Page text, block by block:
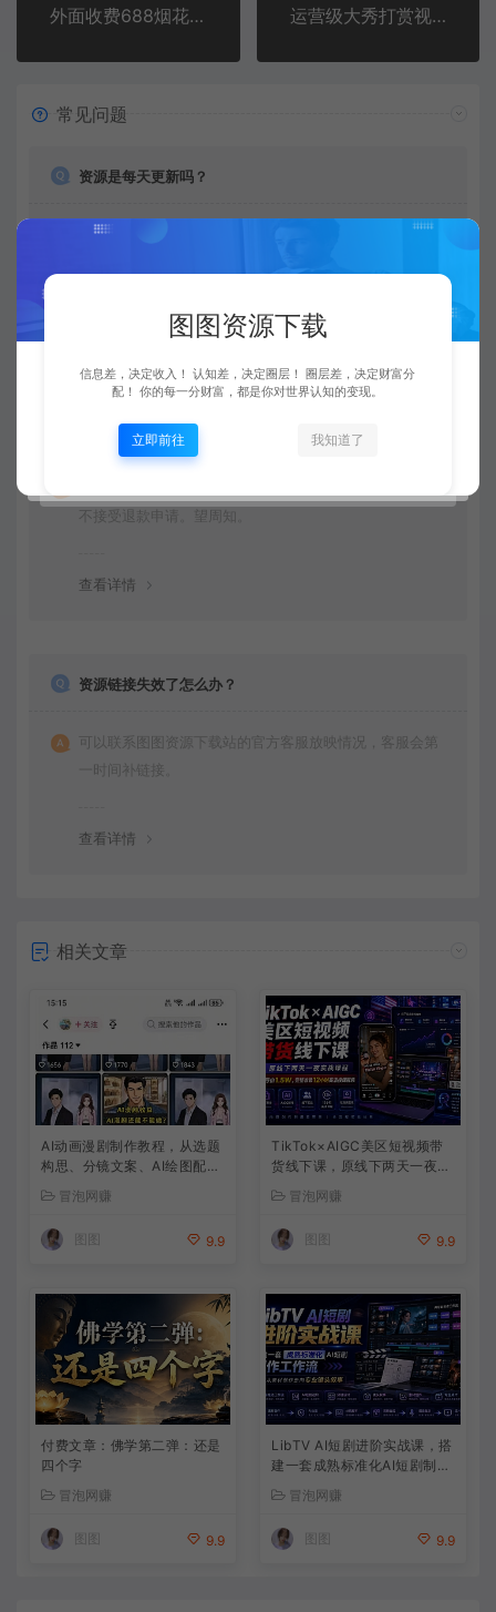
外面收费688烟花智能直播助手 直播带货必备爆单工具【永久脚本+详细教程】 运营级大秀打赏视频直播，实现真正的躺着赚钱（视频教程+源码）
常见问题
资源是每天更新吗？
是的，图图资源下载站坚持每天更新市面上最新的课程、
购买后可以退款吗？
不接受退款申请。望周知。
查看详情
资源链接失效了怎么办？
可以联系图图资源下载站的官方客服放映情况，客服会第
一时间补链接。
查看详情
相关文章
AI动画漫剧制作教程，从选题
构思、分镜文案、AI绘图配音
到剪映成片的完整创作流
冒泡网赚
9.9
TikTok×AIGC美区短视频带
货线下课，原线下两天一夜实
战课程，原价1.5W，完整收录
12小时高清授课视频
冒泡网赚
9.9
付费文章：佛学第二弹：还是
四个字
冒泡网赚
图图 9.9
LibTV AI短剧进阶实战课，搭
建一套成熟标准化AI短剧制作
专业镜头叙事
冒泡网赚
图图 9.9
图图资源下载
信息差，决定收入！ 认知差，决定圈层！ 圈层差，决定财富分
配！ 你的每一分财富，都是你对世界认知的变现。
立即前往 我知道了